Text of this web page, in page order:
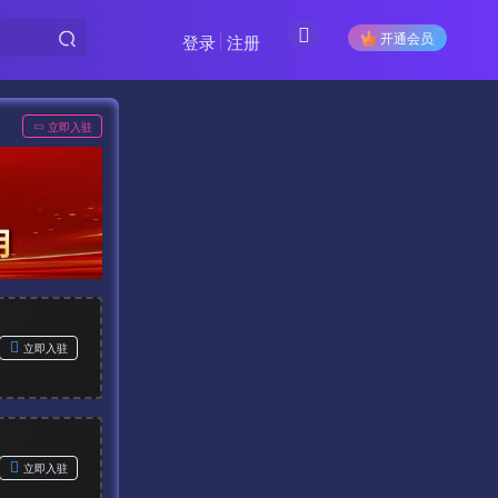
开通会员
登录 注册
立即入驻
立即入驻
立即入驻